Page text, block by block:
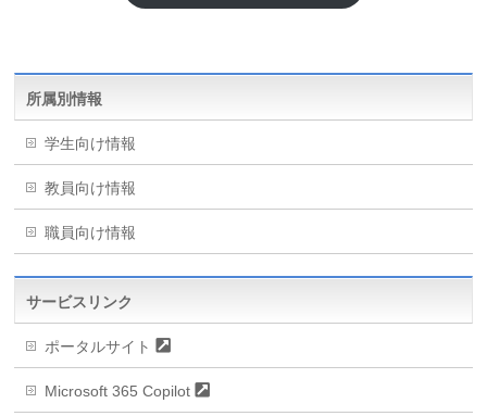
所属別情報
学生向け情報
教員向け情報
職員向け情報
サービスリンク
ポータルサイト
Microsoft 365 Copilot